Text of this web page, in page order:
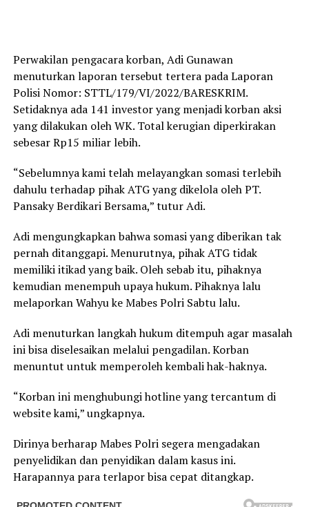
Perwakilan pengacara korban, Adi Gunawan
menuturkan laporan tersebut tertera pada Laporan
Polisi Nomor: STTL/179/VI/2022/BARESKRIM.
Setidaknya ada 141 investor yang menjadi korban aksi
yang dilakukan oleh WK. Total kerugian diperkirakan
sebesar Rp15 miliar lebih.
“Sebelumnya kami telah melayangkan somasi terlebih
dahulu terhadap pihak ATG yang dikelola oleh PT.
Pansaky Berdikari Bersama,” tutur Adi.
Adi mengungkapkan bahwa somasi yang diberikan tak
pernah ditanggapi. Menurutnya, pihak ATG tidak
memiliki itikad yang baik. Oleh sebab itu, pihaknya
kemudian menempuh upaya hukum. Pihaknya lalu
melaporkan Wahyu ke Mabes Polri Sabtu lalu.
Adi menuturkan langkah hukum ditempuh agar masalah
ini bisa diselesaikan melalui pengadilan. Korban
menuntut untuk memperoleh kembali hak-haknya.
“Korban ini menghubungi hotline yang tercantum di
website kami,” ungkapnya.
Dirinya berharap Mabes Polri segera mengadakan
penyelidikan dan penyidikan dalam kasus ini.
Harapannya para terlapor bisa cepat ditangkap.